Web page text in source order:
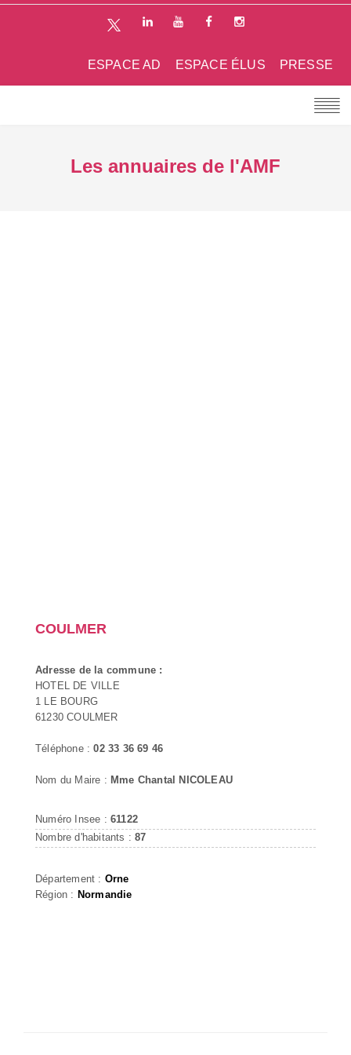
PRESSE
ESPACE ÉLUS
ESPACE AD
Les annuaires de l'AMF
COULMER
Adresse de la commune :
HOTEL DE VILLE
1 LE BOURG
61230 COULMER
Téléphone :02 33 36 69 46
Nom du Maire : Mme Chantal NICOLEAU
Numéro Insee : 61122
Nombre d'habitants :87
Département : Orne
Région : Normandie